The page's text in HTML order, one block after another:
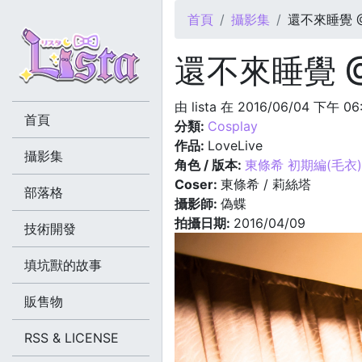
您在這裡
首頁 攝影集 還不來睡覺
還不來睡覺
由 lista 在 2016/06/04 下午
分類: Cosplay
作品: LoveLive
角色 / 版本: 東條希 初期編(毛衣)
Coser: 東條希 / 莉絲塔
攝影師: 偽蝶
拍攝日期: 2016/04/09
首頁
攝影集
部落格
技術開發
填坑獸的故事
販售物
RSS & LICENSE